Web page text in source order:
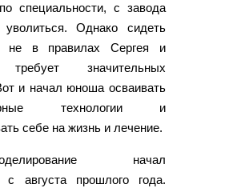
специальности, с завода
уволиться. Однако сидеть
не в правилах Сергея и
требует значительных
и начал юноша осваивать
технологии и
себе на жизнь и лечение.
начал
с августа прошлого года.